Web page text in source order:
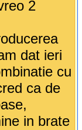
2
dat ieri
cu
ca de
in brate